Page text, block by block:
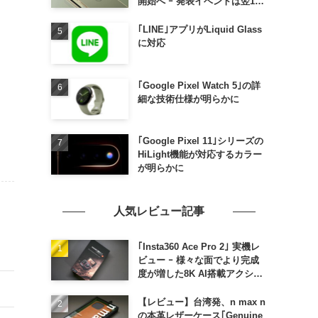
｢LINE｣アプリがLiquid Glass
に対応
｢Google Pixel Watch 5｣の詳
細な技術仕様が明らかに
｢Google Pixel 11｣シリーズの
HiLight機能が対応するカラー
が明らかに
人気レビュー記事
｢Insta360 Ace Pro 2｣ 実機レ
ビュー ｰ 様々な面でより完成
度が増した8K AI搭載アクショ
【レビュー】台湾発、n max n
の本革レザーケース｢Genuine